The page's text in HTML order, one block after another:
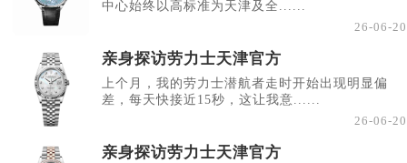
中心始终以高标准为天津及全......
26-06-20
亲身探访劳力士天津官方
上个月，我的劳力士潜航者走时开始出现明显偏
差，每天快接近15秒，这让我意......
26-06-20
亲身探访劳力士天津官方